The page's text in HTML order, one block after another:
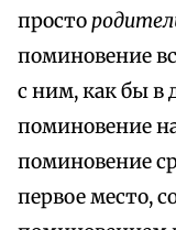
просто
поминовение
с ним, как бы в
поминовение
поминовение
первое место,